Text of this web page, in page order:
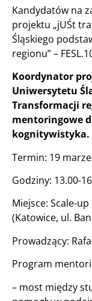
Kandydatów na
projektu „jUŚt
Śląskiego
regionu” –
Koordynator
Uniwersytetu
Transformacji
mentoringowe
kognitywistyka.
Termin: 19
Godziny: 13.00-
Miejsce: Scale-
(Katowice, ul.
Prowadzący:
Program
– most między